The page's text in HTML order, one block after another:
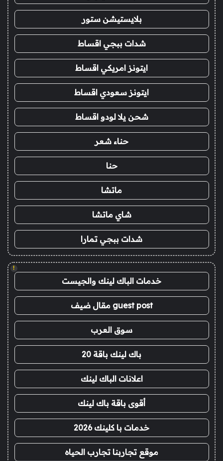
بلايستيشن ستور
شدات ببجي اقساط
ايتونز امريكي اقساط
ايتونز سعودي اقساط
شحن يلا لودو اقساط
حناء شعر
حنا
ماتشا
شاي ماتشا
شدات ببجي تمارا
!
خدمات الباك لينك والجيست
guest post مقال ضيف
سوق العرب
باك لينك باقة 20
اعلانات الباك لينك
أقوى باقة باك لينك
خدمات با كلينك 2026
موقع تجاربنا تجارب الحياه